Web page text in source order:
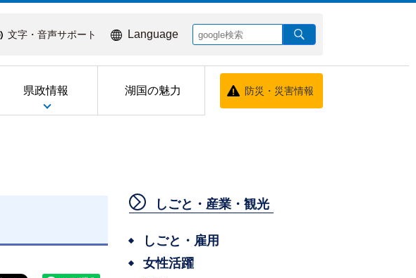
文字・音声サポート Language
県政情報 湖国の魅力 防災・災害情報
しごと・産業・観光
しごと・雇用
女性活躍